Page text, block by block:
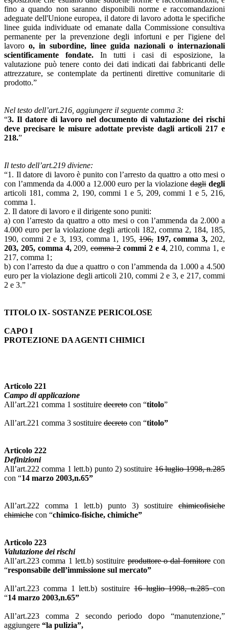
fino a quando non saranno disponibili norme e raccomandazioni
adeguate dell'Unione europea, il datore di lavoro adotta le specifiche
linee guida individuate od emanate dalla Commissione consultiva
permanente per la prevenzione degli infortuni e per l'igiene del
lavoro o, in subordine, linee guida nazionali o internazionali
scientificamente fondate. In tutti i casi di esposizione, la
valutazione può tenere conto dei dati indicati dai fabbricanti delle
attrezzature, se contemplate da pertinenti direttive comunitarie di
prodotto.”
Nel testo dell’art.216, aggiungere il seguente comma 3:
“3. Il datore di lavoro nel documento di valutazione dei rischi
deve precisare le misure adottate previste dagli articoli 217 e
218.”
Il testo dell’art.219 diviene:
“1. Il datore di lavoro è punito con l’arresto da quattro a otto mesi o
con l’ammenda da 4.000 a 12.000 euro per la violazionedagli degli
articoli 181, comma 2, 190, commi 1 e 5, 209, commi 1 e 5, 216,
comma 1.
2. Il datore di lavoro e il dirigente sono puniti:
a) con l’arresto da quattro a otto mesi o con l’ammenda da 2.000 a
4.000 euro per la violazione degli articoli 182, comma 2, 184, 185,
190, commi 2 e 3, 193, comma 1, 195, 196, 197, comma 3, 202,
203, 205, comma 4,209,comma 2 commi 2 e 4, 210, comma 1, e
217, comma 1;
b) con l’arresto da due a quattro o con l’ammenda da 1.000 a 4.500
euro per la violazione degli articoli 210, commi 2 e 3, e 217, commi
2 e 3.”
TITOLO IX- SOSTANZE PERICOLOSE
CAPO I
PROTEZIONE DA AGENTI CHIMICI
Articolo 221
Campo di applicazione
All’art.221 comma 1 sostituire decreto con “titolo”
All’art.221 comma 3 sostituire decreto con “titolo”
Articolo 222
Definizioni
All’art.222 comma 1 lett.b) punto 2) sostituire16 luglio 1998, n.285
con “14 marzo 2003,n.65”
All’art.222 comma 1 lett.b) punto 3) sostituire chimicofisiche
chimiche con “chimico-fisiche, chimiche”
Articolo 223
Valutazione dei rischi
All’art.223 comma 1 lett.b) sostituireproduttore o dal fornitorecon
“responsabile dell’immissione sul mercato”
All’art.223 comma 1 lett.b) sostituire16 luglio 1998, n.285 con
“14 marzo 2003,n.65”
All’art.223 comma 2 secondo periodo dopo “manutenzione,”
aggiungere “la pulizia”,